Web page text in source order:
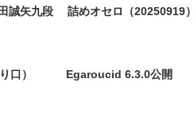
誠矢九段
詰めオセロ（20250919）
口） Egaroucid 6.3.0公開